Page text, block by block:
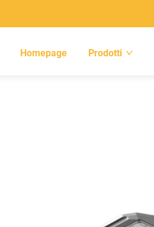
Homepage Prodotti